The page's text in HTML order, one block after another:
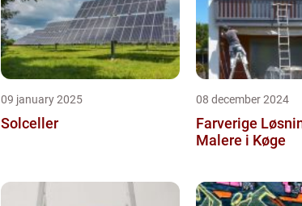
09 january 2025
Solceller
08 december 2024
Farverige
Malere i Køge